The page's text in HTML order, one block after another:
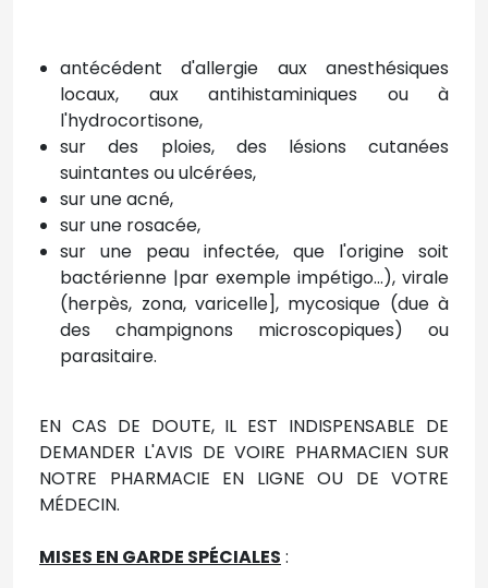
antécédent d'allergie aux anesthésiques
locaux, aux antihistaminiques ou à
l'hydrocortisone,
sur des ploies, des lésions cutanées
suintantes ou ulcérées,
sur une acné,
sur une rosacée,
sur une peau infectée, que l'origine soit
bactérienne |par exemple impétigo...), virale
(herpès, zona, varicelle], mycosique (due à
des champignons microscopiques) ou
parasitaire.
EN CAS DE DOUTE, IL EST INDISPENSABLE DE
DEMANDER L'AVIS DE VOIRE PHARMACIEN SUR
NOTRE PHARMACIE EN LIGNE OU DE VOTRE
MÉDECIN.
MISES EN GARDE SPÉCIALES :